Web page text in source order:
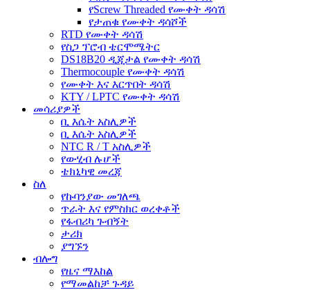
የScrew Threaded የሙቀት ዳሳሽ
የታጠቁ የሙቀት ዳሳሾች
RTD የሙቀት ዳሳሽ
የስጋ ፕሮብ ቴርሞሜትር
DS18B20 ዲጂታል የሙቀት ዳሳሽ
Thermocouple የሙቀት ዳሳሽ
የሙቀት እና እርጥበት ዳሳሽ
KTY / LPTC የሙቀት ዳሳሽ
መሳሪያዎች
ቢ እሴት አስሊዎች
ቢ እሴት አስሊዎች
NTC R / T አስሊዎች
የውሂብ ሉሆች
ቴክኒካዊ መረጃ
ስለ
የኩባንያው መገለጫ
ጥራት እና የምስክር ወረቀቶች
የፋብሪካ ጉብኝት
ታሪክ
ያግኙን
ብሎግ
የዜና ማእከል
የማመልከቻ ጉዳይ